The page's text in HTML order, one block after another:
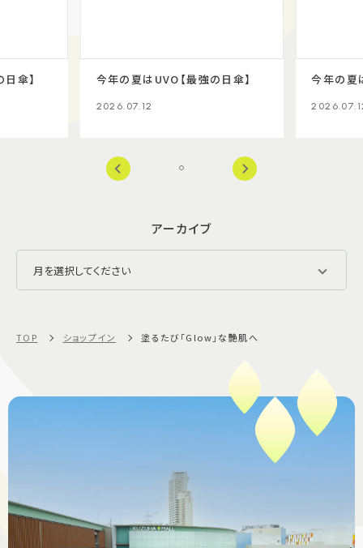
傘】 今年の夏はUVO【最強の日傘】
2026.07.12
今年の夏
アーカイブ
TOP ショップイン 塗るたび「Glow」な艶肌へ